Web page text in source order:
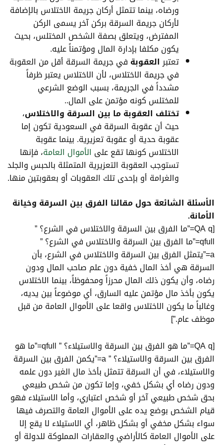
ورضاه، بينما تتمثل أركان جريمة الاختلاس بالإضافة
لأركان جريمة السرقة بركن آخر يسمى الركن
المفترض، ويتعلق بصفة الشخص المختلس، بحيث
يكون مكلفا بإدارة المال ومؤتمناً عليه.
تعتبر العقوبة في جريمة السرقة أقل من العقوبة
في جريمة الاختلاس، لأن الاختلاس يعتبر ظرفاً
مشدداً في الجريمة، بسبب الوضع الشرعي
للمختلس كونه مؤتمن على المال..
تختلف العقوبة ما بين السرقة والاختلاس،
حيث أن عقوبة السرقة في السعودية تكون إما
عقوبة حدية أو عقوبة تعزيرية. بينما عقوبة
الاختلاس كونها تقع على الأموال العامة، فإنها
تستوجب العقوبة التعزيرية المتمثلة بالحبس والجلد
والغرامة أو بإحدى تلك العقوبات أو بعقوبتين منها.
الأسئلة الشائعة حول مقالنا الفرق بين السرقة وخيانة
الأمانة.
[QA q=”ما الفرق بين السرقة والاختلاس في الشرع؟ ”
qfull=”ما الفرق بين السرقة والاختلاس في الشرع؟ ”
a=”يتمثل الفرق بين السرقة والاختلاس في الشرع، بأن
السرقة هي أخذ المال خفية دون علم صاحب المال ودون
رضاه، وأن يكون ذلك المال محرزاً ومحفوظاً، بينما الاختلاس
يكون بأخذ مال مؤتمن عليه السارق، أي موضوعاً بين يديه،
وغالباً ما يكون الاختلاس واقعا على الأموال العامة من قبل
موظف عام.”]
[QA q=”ما هو الفرق بين السرقة والاستيلاء؟ ” qfull=”ما هو
الفرق بين السرقة والاستيلاء؟ ” a=”يكمن الفرق بين السرقة
والاستيلاء، في أن السرقة تتمثل بأخذ مال الغير دون علمه
ودون رضاه أي بشكل خفي، وإما تكون من شخص طبيعي
بحق شخص طبيعي آخر أو شخص اعتباري، وأما الاستيلاء فهو
قيام الشخص بوضع يده على الأموال العامة والتصرف فيها
سواء بشكل مخفي أو بشكل ظاهر، أي الاستيلاء لا يقع إلا
على الأموال العامة كالأراضي والعقارات المملوكة للدولة أو